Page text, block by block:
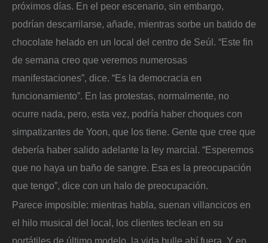
próximos días. En el peor escenario, sin embargo,
podrían descarrilarse, añade, mientras sorbe un batido de
chocolate helado en un local del centro de Seúl. “Este fin
de semana creo que veremos numerosas
manifestaciones”, dice. “Es la democracia en
funcionamiento”. En las protestas, normalmente, no
ocurre nada, pero, esta vez, podría haber choques con
simpatizantes de Yoon, que los tiene. Gente que cree que
debería haber salido adelante la ley marcial. “Esperemos
que no haya un baño de sangre. Esa es la preocupación
que tengo”, dice con un halo de preocupación.
Parece imposible: mientras habla, suenan villancicos en
el hilo musical del local, los clientes teclean en su
portátiles de último modelo, la vida bulle ahí fuera. Y en